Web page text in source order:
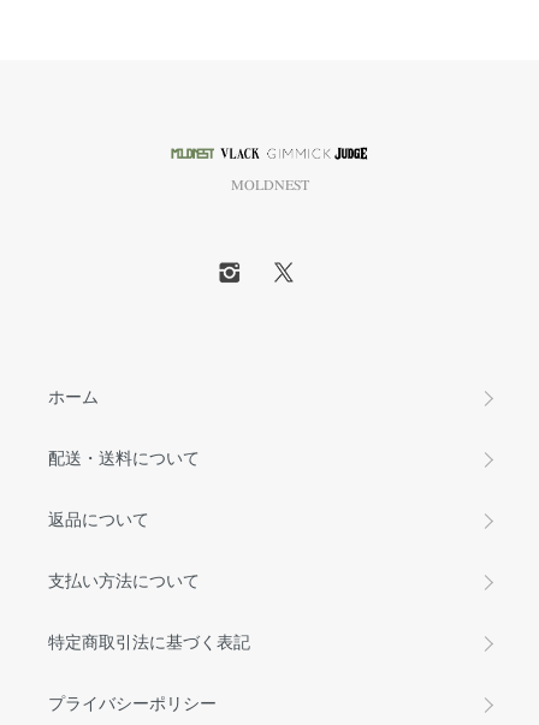
MOLDNEST
ホーム
配送・送料について
返品について
支払い方法について
特定商取引法に基づく表記
プライバシーポリシー